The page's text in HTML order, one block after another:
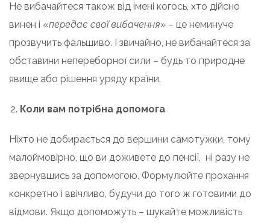
Не вибачайтеся також від імені когось, хто дійсно
винен і «передає свої вибачення» – це неминуче
прозвучить фальшиво. І звичайно, не вибачайтеся за
обставини непереборної сили – будь то природне
явище або рішення уряду країни.
Коли вам потрібна допомога
Ніхто не добирається до вершини самотужки, тому
малоймовірно, що ви доживете до пенсії, ні разу не
звернувшись за допомогою. Формулюйте прохання
конкретно і ввічливо, будучи до того ж готовими до
відмови. Якщо допоможуть – шукайте можливість